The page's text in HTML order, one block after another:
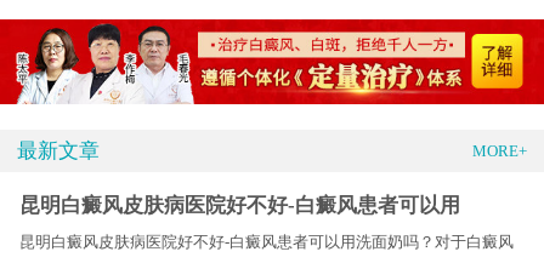
最新文章 MORE+
昆明白癜风皮肤病医院好不好-白癜风患者可以用
昆明白癜风皮肤病医院好不好-白癜风患者可以用洗面奶吗？对于白癜风